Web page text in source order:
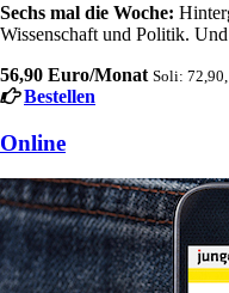
Sechs mal die Woche:
Wissenschaft und Politik.
56,90 Euro/Monat Soli:
Bestellen
Online